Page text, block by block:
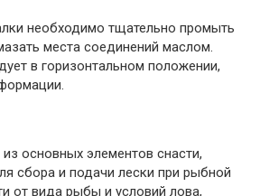
необходимо тщательно промыть
места соединений маслом.
в горизонтальном положении,
основных элементов снасти,
сбора и подачи лески при рыбной
от вида рыбы и условий лова,